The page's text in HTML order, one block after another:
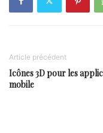
Article précédent
Icônes 3D pour les
mobile